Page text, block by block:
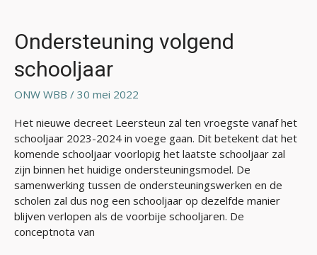
Ondersteuning volgend
schooljaar
ONW WBB / 30 mei 2022
Het nieuwe decreet Leersteun zal ten vroegste vanaf het
schooljaar 2023-2024 in voege gaan. Dit betekent dat het
komende schooljaar voorlopig het laatste schooljaar zal
zijn binnen het huidige ondersteuningsmodel. De
samenwerking tussen de ondersteuningswerken en de
scholen zal dus nog een schooljaar op dezelfde manier
blijven verlopen als de voorbije schooljaren. De
conceptnota van
schooljaar